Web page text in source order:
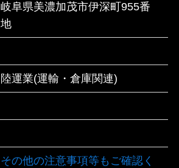
岐阜県美濃加茂市伊深町955番
地
陸運業(運輸・倉庫関連)
その他の注意事項等もご確認く